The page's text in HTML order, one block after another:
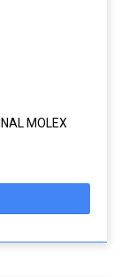
MOLEX